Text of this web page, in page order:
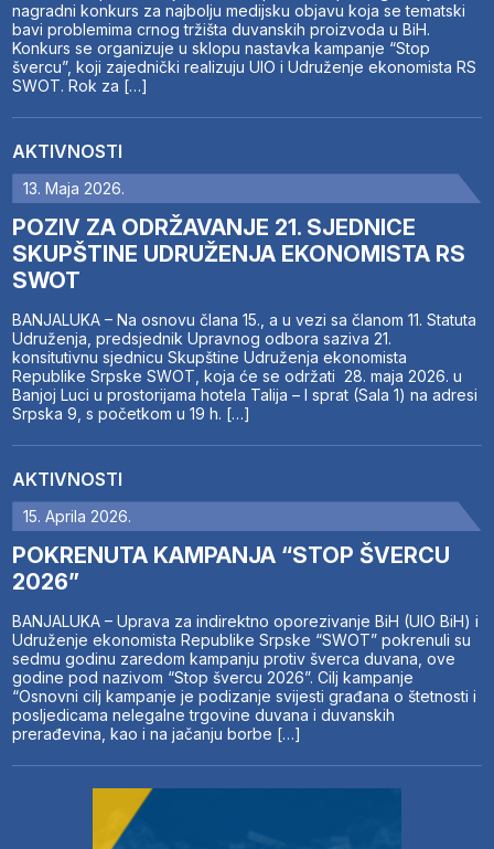
nagradni konkurs za najbolju medijsku objavu koja se tematski
bavi problemima crnog tržišta duvanskih proizvoda u BiH.
Konkurs se organizuje u sklopu nastavka kampanje “Stop
švercu”, koji zajednički realizuju UIO i Udruženje ekonomista RS
SWOT. Rok za […]
AKTIVNOSTI
13. Maja 2026.
POZIV ZA ODRŽAVANJE 21. SJEDNICE
SKUPŠTINE UDRUŽENJA EKONOMISTA RS
SWOT
BANJALUKA – Na osnovu člana 15., a u vezi sa članom 11. Statuta
Udruženja, predsjednik Upravnog odbora saziva 21.
konsitutivnu sjednicu Skupštine Udruženja ekonomista
Republike Srpske SWOT, koja će se održati 28. maja 2026. u
Banjoj Luci u prostorijama hotela Talija – I sprat (Sala 1) na adresi
Srpska 9, s početkom u 19 h. […]
AKTIVNOSTI
15. Aprila 2026.
POKRENUTA KAMPANJA “STOP ŠVERCU
2026”
BANJALUKA – Uprava za indirektno oporezivanje BiH (UIO BiH) i
Udruženje ekonomista Republike Srpske “SWOT” pokrenuli su
sedmu godinu zaredom kampanju protiv šverca duvana, ove
godine pod nazivom “Stop švercu 2026”. Cilj kampanje
“Osnovni cilj kampanje je podizanje svijesti građana o štetnosti i
posljedicama nelegalne trgovine duvana i duvanskih
prerađevina, kao i na jačanju borbe […]